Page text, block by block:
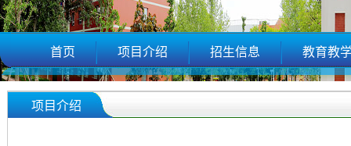
首页 项目介绍 招生信息 教育教
项目介绍